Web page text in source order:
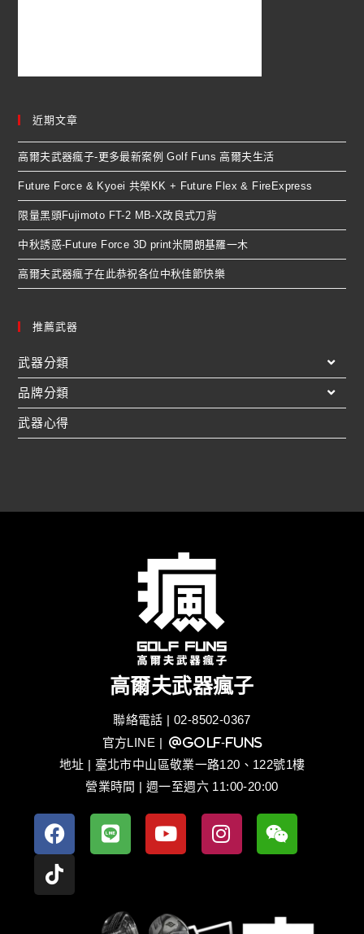
近期文章
高爾夫武器瘋子-更多最新案例 Golf Funs 高爾夫生活
Future Force & Kyoei 共榮KK + Future Flex & FireExpress
限量黑頭Fujimoto FT-2 MB-X改良式刀背
中秋誘惑-Future Force 3D print米開朗基羅一木
高爾夫武器瘋子在此恭祝各位中秋佳節快樂
推薦武器
武器分類
品牌分類
武器心得
高爾夫武器瘋子
聯絡電話 | 02-8502-0367
官方LINE | @golf-funs
地址 | 臺北市中山區敬業一路120、122號1樓
營業時間 | 週一至週六 11:00-20:00